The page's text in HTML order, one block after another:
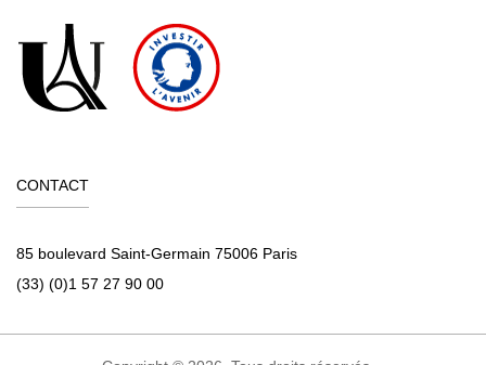
CONTACT
85 boulevard Saint-Germain 75006 Paris
(33) (0)1 57 27 90 00